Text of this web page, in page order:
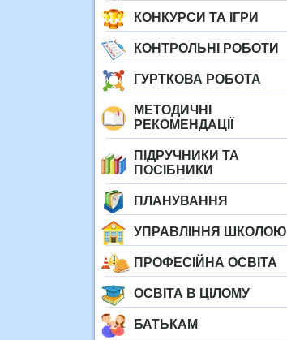
КОНКУРСИ ТА ІГРИ
КОНТРОЛЬНІ РОБОТИ
ГУРТКОВА РОБОТА
МЕТОДИЧНІ
РЕКОМЕНДАЦІЇ
ПІДРУЧНИКИ ТА
ПОСІБНИКИ
ПЛАНУВАННЯ
УПРАВЛІННЯ ШКОЛОЮ
ПРОФЕСІЙНА ОСВІТА
ОСВІТА В ЦІЛОМУ
БАТЬКАМ